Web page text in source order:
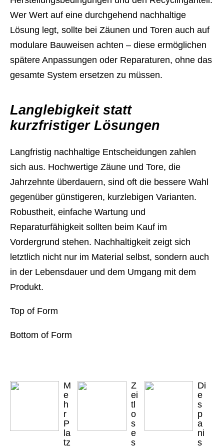
Wer Wert auf eine durchgehend nachhaltige
Lösung legt, sollte bei Zäunen und Toren auch auf
modulare Bauweisen achten – diese ermöglichen
spätere Anpassungen oder Reparaturen, ohne das
gesamte System ersetzen zu müssen.
Langlebigkeit statt
kurzfristiger Lösungen
Langfristig nachhaltige Entscheidungen zahlen
sich aus. Hochwertige Zäune und Tore, die
Jahrzehnte überdauern, sind oft die bessere Wahl
gegenüber günstigeren, kurzlebigen Varianten.
Robustheit, einfache Wartung und
Reparaturfähigkeit sollten beim Kauf im
Vordergrund stehen. Nachhaltigkeit zeigt sich
letztlich nicht nur im Material selbst, sondern auch
in der Lebensdauer und dem Umgang mit dem
Produkt.
Top of Form
Bottom of Form
M
e
h
r
P
la
tz
Z
ei
tl
o
s
e
s
Di
e
s
p
a
ni
s